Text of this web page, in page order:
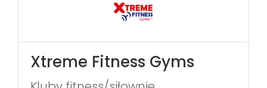
Xtreme Fitness Gyms